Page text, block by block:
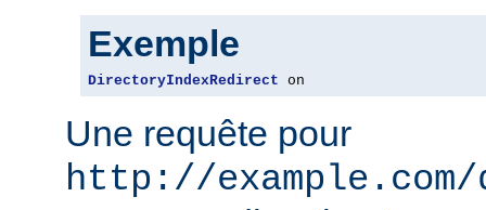
Exemple
DirectoryIndexRedirect on
Une requête pour
http://example.com/